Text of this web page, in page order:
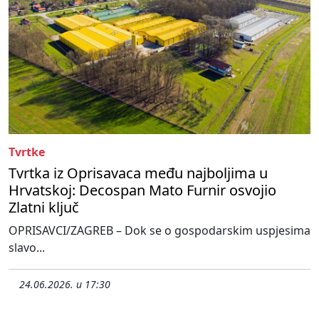
Tvrtke
Tvrtka iz Oprisavaca među najboljima u
Hrvatskoj: Decospan Mato Furnir osvojio
Zlatni ključ
OPRISAVCI/ZAGREB – Dok se o gospodarskim uspjesima
slavo...
24.06.2026. u 17:30